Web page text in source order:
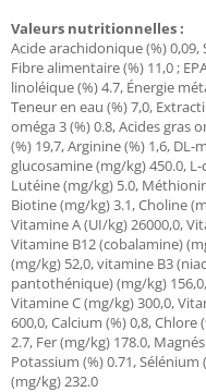
Valeurs nutritionnelles :
Acide arachidonique (%) 0,09,
Fibre alimentaire (%) 11,0 ;
linoléique (%) 4.7, Énergie
Teneur en eau (%) 7,0,
oméga 3 (%) 0.8, Acides gras
(%) 19,7, Arginine (%) 1,6,
glucosamine (mg/kg) 450.0,
Lutéine (mg/kg) 5.0,
Biotine (mg/kg) 3.1, Choline
Vitamine A (UI/kg) 26000,0,
Vitamine B12 (cobalamine)
(mg/kg) 52,0, vitamine B3
pantothénique) (mg/kg)
Vitamine C (mg/kg) 300,0,
600,0, Calcium (%) 0,8,
2.7, Fer (mg/kg) 178.0,
Potassium (%) 0.71, Sélénium
(mg/kg) 232.0